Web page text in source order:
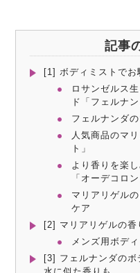
記事
[1] ボディミストで
ロサンゼルス
ド「フェルナン
フェルナンダ
人気商品のマ
ト」
より香りを楽
「オーデコロン
マリアリゲル
ケア
[2] マリアリゲルの香
メンズ用ボデ
[3] フェルナンダのボ